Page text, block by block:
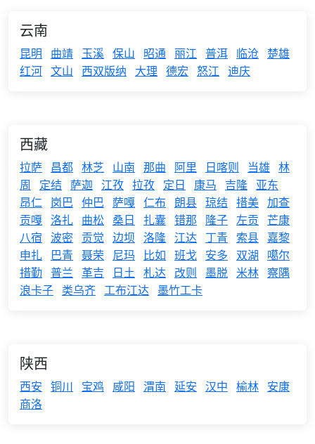
云南
昆明 曲靖 玉溪 保山 昭通 丽江 普洱 临沧
楚雄
红河 文山 西双版纳 大理 德宏 怒江 迪庆
西藏
拉萨 昌都 林芝 山南 那曲 阿里 日喀则 当雄 林
周
定结 萨迦 江孜 拉孜 定日 康马 吉隆 亚东
昂仁 岗巴 仲巴 萨嘎 仁布 朗县 琼结 措美 加查
贡嘎 洛扎 曲松 桑日 扎囊 错那 隆子 左贡 芒康
八宿 波密 贡觉 边坝 洛隆 江达 丁青 索县 嘉黎
申扎
巴青 聂荣 尼玛 比如 班戈 安多 双湖
噶尔
措勤 普兰 革吉 日土 札达 改则 墨脱 米林 察隅
浪卡子 类乌齐 工布江达 墨竹工卡
陕西
西安 铜川 宝鸡 咸阳 渭南 延安 汉中 榆林 安康
商洛